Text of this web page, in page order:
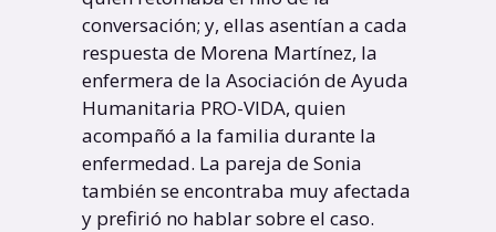
conversación; y, ellas asentían a cada
respuesta de Morena Martínez, la
enfermera de la Asociación de Ayuda
Humanitaria PRO-VIDA, quien
acompañó a la familia durante la
enfermedad. La pareja de Sonia
también se encontraba muy afectada
y prefirió no hablar sobre el caso.